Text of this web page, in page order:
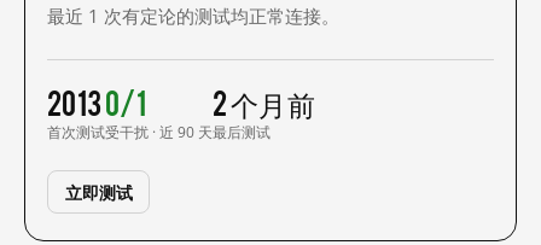
最近 1 次有定论的测试均正常连接。
2013
首次测试
0/1
受干扰 · 近 90 天
2 个月前
最后测试
立即测试